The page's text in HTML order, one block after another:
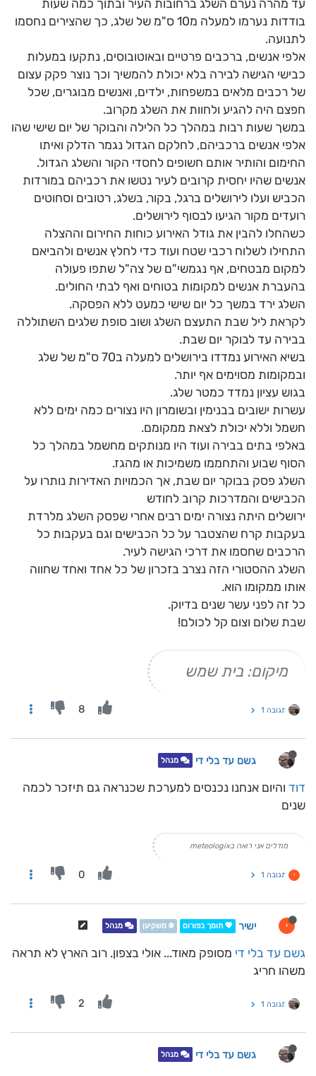
עד מהרה נערם השלג ברחובות העיר ובתוך כמה שעות
בודדות נערמו למעלה מ10 ס"מ של שלג, כך שהצירים נחסמו
לתנועה.
אלפי אנשים, ברכבים פרטיים ובאוטובוסים, נתקעו במעלות
כבישי הגישה לבירה בלא יכולת להמשיך וכך נוצר פקק עצום
של רכבים מלאים במשפחות, ילדים, ואנשים מבוגרים, שכל
חפצם היה להגיע ולחוות את השלג מקרוב.
במשך שעות רבות במהלך כל הלילה והבוקר של יום שישי שהו
אלפי אנשים ברכביהם, לחלקם הגדול נגמר הדלק ואיתו
החימום והותיר אותם חשופים לחסדי הקור והשלג הגדול.
אנשים שהיו יחסית קרובים לעיר נטשו את רכביהם במורדות
הכביש ועלו לירושלים ברגל, בקור, בשלג, רטובים וסחוטים
רועדים מקור הגיעו לבסוף לירושלים.
כשהחלו להבין את גודל האירוע כוחות החירום וההצלה
התחילו לשלוח רכבי שטח ועוד כדי לחלץ אנשים ולהביאם
למקום מבטחים, אף נגמשי"ם של צה"ל שתפו פעולה
בהעברת אנשים למקומות בטוחים ואף לבתי החולים.
השלג ירד במשך כל יום שישי כמעט ללא הפסקה.
לקראת ליל שבת התעצם השלג ושוב סופת שלגים השתוללה
בבירה עד לבוקר יום שבת.
בשיא האירוע נמדדו בירושלים למעלה ב70 ס"מ של שלג
ובמקומות מסוימים אף יותר.
בגוש עציון נמדד כמטר שלג.
עשרות ישובים בבנימין ובשומרון היו נצורים כמה ימים ללא
חשמל וללא יכולת לצאת ממקומם.
באלפי בתים בבירה ועוד היו מנותקים מחשמל במהלך כל
הסוף שבוע והתחממו משמיכות או מהגז.
השלג פסק בבוקר יום שבת, אך הכמויות האדירות נותרו על
הכבישים והמדרכות קרוב לחודש
ירושלים היתה נצורה ימים רבים אחרי שפסק השלג מלרדת
בעקבות קרח שהצטבר על כל הכבישים וגם בעקבות כל
הרכבים שחסמו את דרכי הגישה לעיר.
השלג ההסטורי הזה נצרב בזכרון של כל אחד ואחד שחווה
אותו ממקומו הוא.
כל זה לפני עשר שנים בדיוק.
שבת שלום וצום קל לכולם!
מיקום: בית שמש
תגובה 1 8
גשם עד בלי די מנהל
דוד והיום אנחנו נכנסים למערכת שכנראה גם תיזכר לכמה
שנים
מודלים אני רואה בmeteologix
י תגובה 1 0
י ישיר 💖 תומך בפורום ❄️ משקיען מנהל
גשם עד בלי די מסופק מאוד... אולי בצפון. רוב הארץ לא תראה
משהו חריג
תגובה 1 2
גשם עד בלי די מנהל